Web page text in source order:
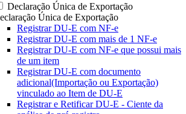
Declaração Única de Exportação
Única de Exportação
Registrar DU-E com NF-e
Registrar DU-E com mais de 1 NF-e
Registrar DU-E com NF-e que possui mais
de um item
Registrar DU-E com documento
adicional(Importação ou Exportação)
vinculado ao Item de DU-E
Registrar e Retificar DU-E - Ciente da